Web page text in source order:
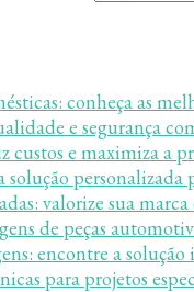
conheça as
e segurança
e maximiza a
valorize sua
de peças
encontre a
para projetos